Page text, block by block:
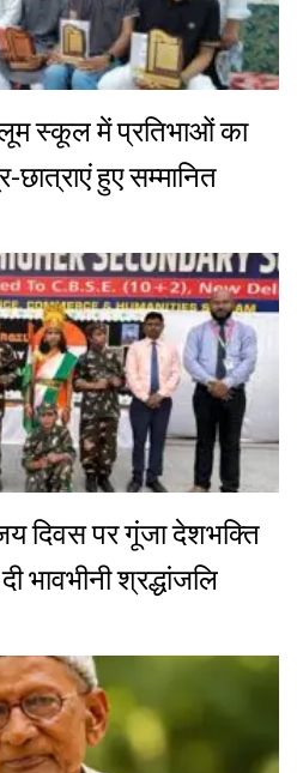
स्कूल में प्रतिभाओं का
छात्राएं हुए सम्मानित
दिवस पर गूंजा देशभक्ति
भावभीनी श्रद्धांजलि